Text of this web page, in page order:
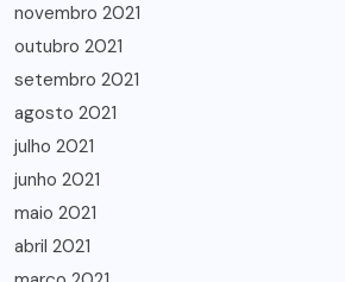
novembro 2021
outubro 2021
setembro 2021
agosto 2021
julho 2021
junho 2021
maio 2021
abril 2021